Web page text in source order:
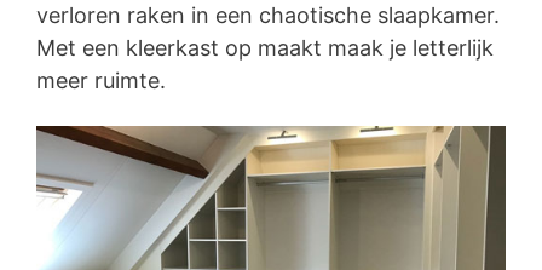
verloren raken in een chaotische slaapkamer.
Met een kleerkast op maakt maak je letterlijk
meer ruimte.